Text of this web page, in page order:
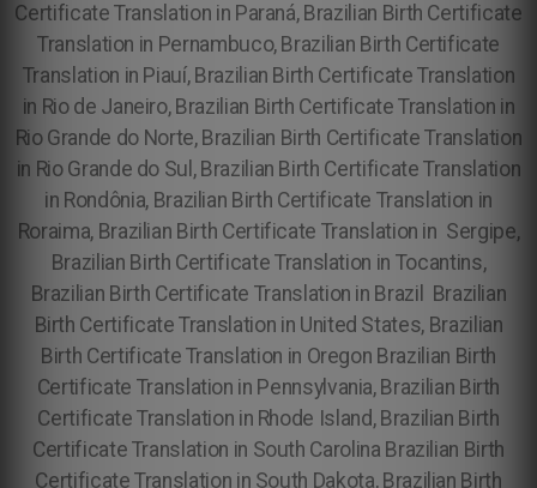
Certificate Translation in Paraná, Brazilian Birth Certificate
Translation in Pernambuco, Brazilian Birth Certificate
Translation in Piauí, Brazilian Birth Certificate Translation
in Rio de Janeiro, Brazilian Birth Certificate Translation in
Rio Grande do Norte, Brazilian Birth Certificate Translation
in Rio Grande do Sul, Brazilian Birth Certificate Translation
in Rondônia, Brazilian Birth Certificate Translation in
Roraima, Brazilian Birth Certificate Translation in Sergipe,
Brazilian Birth Certificate Translation in Tocantins,
Brazilian Birth Certificate Translation in Brazil Brazilian
Birth Certificate Translation in United States, Brazilian
Birth Certificate Translation in Oregon Brazilian Birth
Certificate Translation in Pennsylvania, Brazilian Birth
Certificate Translation in Rhode Island, Brazilian Birth
Certificate Translation in South Carolina Brazilian Birth
Certificate Translation in South Dakota, Brazilian Birth